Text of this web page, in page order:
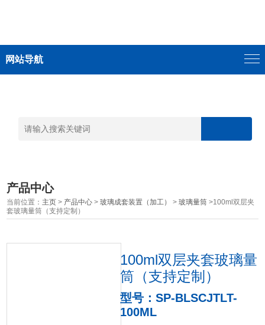
网站导航
产品中心
当前位置： 主页 > 产品中心 >玻璃成套装置（加工） >玻璃量筒 >100ml双层夹
套玻璃量筒（支持定制）
100ml双层夹套玻璃量
筒（支持定制）
型号：SP-BLSCJTLT-
100ML